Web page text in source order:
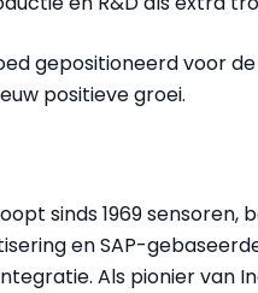
gepositioneerd voor
positieve groei.
sinds 1969 sensoren,
en SAP-
Als pionier van